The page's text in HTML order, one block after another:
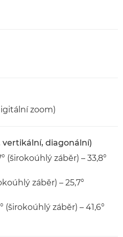
zoom)
diagonální)
(širokoúhlý záběr) – 33,8°
záběr) – 25,7°
(širokoúhlý záběr) – 41,6°